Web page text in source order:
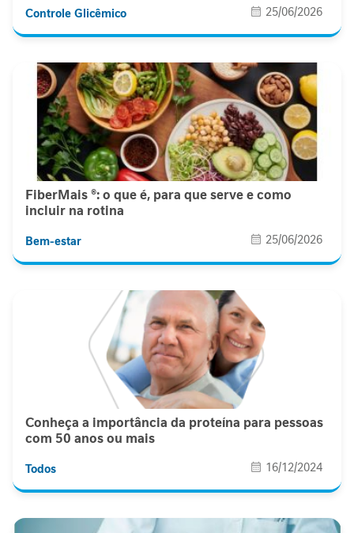
d
a
o
M
e
t
a
b
ó
i
o
R
t
o
I
n
Controle Glicêmico 25/06/2026
FiberMais ®: o que é, para que serve e como
incluir na rotina
Bem-estar 25/06/2026
Conheça a importância da proteína para pessoas
com 50 anos ou mais
Todos 16/12/2024